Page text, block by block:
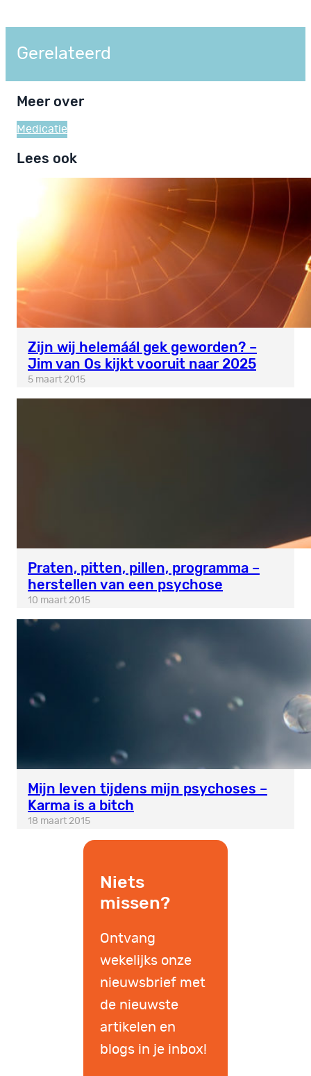
Gerelateerd
Meer over
Medicatie
Lees ook
Zijn wij helemáál gek geworden? –
Jim van Os kijkt vooruit naar 2025
5 maart 2015
Praten, pitten, pillen, programma –
herstellen van een psychose
10 maart 2015
Mijn leven tijdens mijn psychoses –
Karma is a bitch
18 maart 2015
Niets
missen?
Ontvang
wekelijks onze
nieuwsbrief met
de nieuwste
artikelen en
blogs in je inbox!